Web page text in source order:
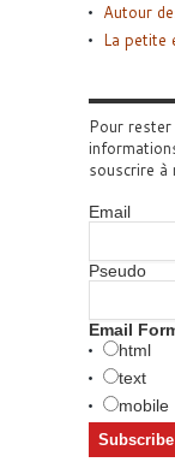
Autour
La petite
Pour
souscrire à
Email
Pseudo
Email
html
text
mobile